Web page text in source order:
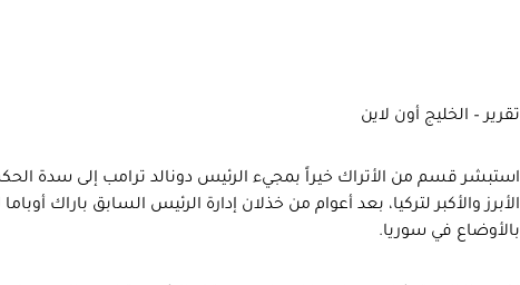
تقرير – الخليج أون لاين
استبشر قسم من الأتراك خيراً بمجيء الرئيس دونالد ترامب إلى سدة
الأبرز والأكبر لتركيا، بعد أعوام من خذلان إدارة الرئيس السابق باراك
بالأوضاع في سوريا.